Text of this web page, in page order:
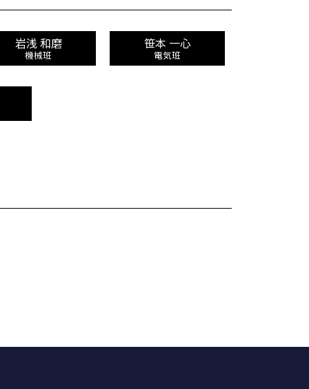
岩浅 和磨
機械班
笹本 一心
電気班